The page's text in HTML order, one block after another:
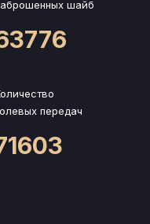
шайб
передач